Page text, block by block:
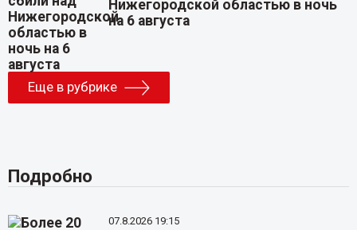
Нижегородской областью в ночь
на 6 августа
Еще в рубрике
Подробно
07.8.2026 19:15